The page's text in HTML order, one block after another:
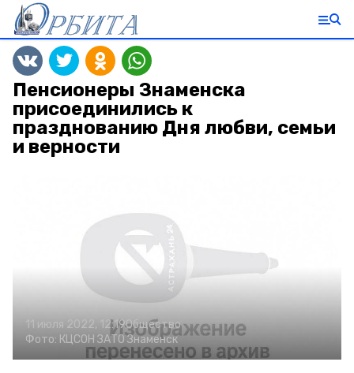
Пенсионеры Знаменска
присоединились к
празднованию Дня любви, семьи
и верности
11 июля 2022, 12:19Общество
Фото: КЦСОН ЗАТО Знаменск